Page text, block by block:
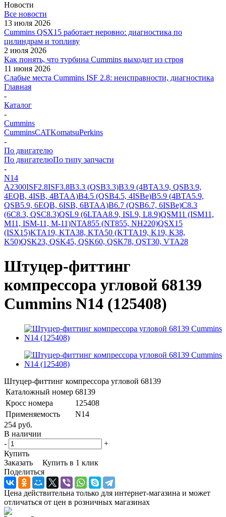
Новости
Все новости
13 июля 2026
Cummins QSX15 работает неровно: диагностика по
цилиндрам и топливу
2 июля 2026
Как понять, что турбина Cummins выходит из строя
11 июня 2026
Слабые места Cummins ISF 2.8: неисправности, диагностика
Главная
-
Каталог
-
Cummins
CumminsCATKomatsuPerkins
-
По двигателю
По двигателюПо типу запчасти
-
N14
A2300ISF2.8ISF3.8B3.3 (QSB3.3)B3.9 (4BTA3.9, QSB3.9,
4EQB, 4ISB, 4BTAA)B4.5 (QSB4.5, 4ISBe)B5.9 (4BTA5.9,
QSB5.9, 6EQB, 6ISB, 6BTAA)B6.7 (QSB6.7, 6ISBe)C8.3
(6C8.3, QSC8.3)QSL9 (6LTAA8.9, ISL9, L8.9)QSM11 (ISM11,
M11, ISM-11, M-11)NTA855 (NT855, NH220)QSX15
(ISX15)KTA19, KTA38, KTA50 (KTTA19, K19, K38,
K50)QSK23, QSK45, QSK60, QSK78, QST30, VTA28
Штуцер-фиттинг
компрессора угловой 68139
Cummins N14 (125408)
Штуцер-фиттинг компрессора угловой 68139
Каталожный номер 68139
Кросс номера
125408
Применяемость
N14
254 руб.
В наличии
-
+
Купить
Заказать
Купить в 1 клик
Поделиться
Цена действительна только для интернет-магазина и может
отличаться от цен в розничных магазинах